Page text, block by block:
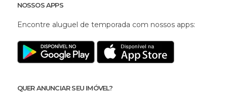
NOSSOS APPS
Encontre aluguel de temporada com nossos apps:
QUER ANUNCIAR SEU IMÓVEL?